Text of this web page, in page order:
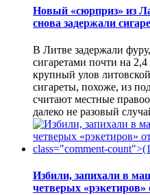
Новый «сюрприз» из
снова задержали
В Литве задержали
сигаретами почти на
крупный улов
сигареты, похоже, из
считают местные
далеко не разовый
Избили, запихали в
четверых